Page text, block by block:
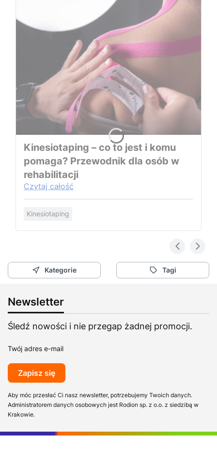
Kinesiotaping – co to jest i komu
pomaga? Przewodnik dla osób w
rehabilitacji
Czytaj całość
Kinesiotaping
Kategorie Tagi
Newsletter
Śledź nowości i nie przegap żadnej promocji.
Twój adres e-mail
Zapisz się
Aby móc przesłać Ci nasz newsletter, potrzebujemy Twoich danych.
Administratorem danych osobowych jest Rodion sp. z o.o. z siedzibą w
Krakowie.